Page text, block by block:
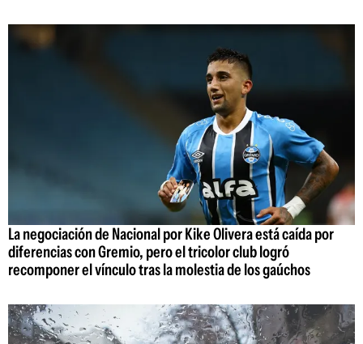
La negociación de Nacional por Kike Olivera está caída por
diferencias con Gremio, pero el tricolor club logró
recomponer el vínculo tras la molestia de los gaúchos